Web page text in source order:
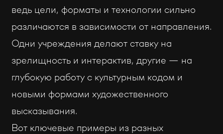
ведь цели, форматы и технологии сильно
различаются в зависимости от направления.
Одни учреждения делают ставку на
зрелищность и интерактив, другие — на
глубокую работу с культурным кодом и
новыми формами художественного
высказывания.
Вот ключевые примеры из разных